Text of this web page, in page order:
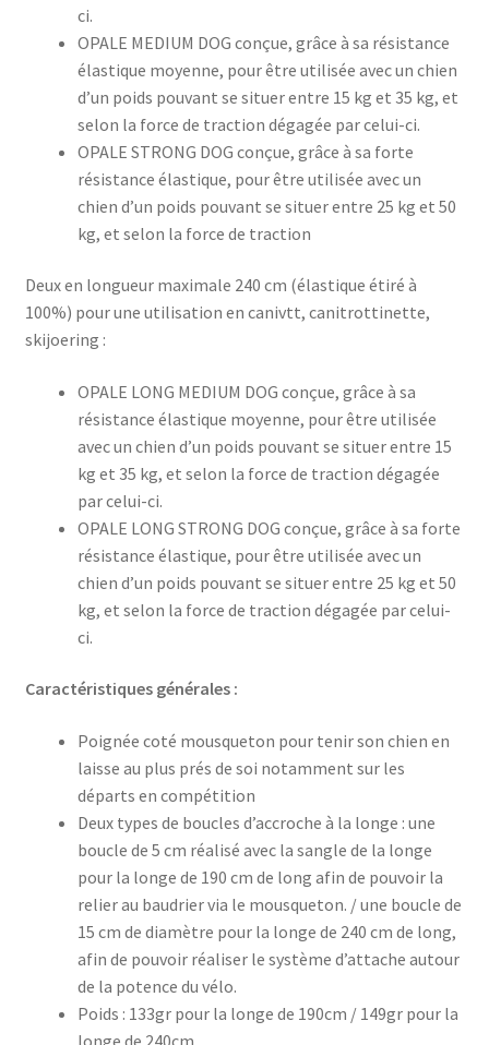
ci.
OPALE MEDIUM DOG conçue, grâce à sa résistance
élastique moyenne, pour être utilisée avec un chien
d’un poids pouvant se situer entre 15 kg et 35 kg, et
selon la force de traction dégagée par celui-ci.
OPALE STRONG DOG conçue, grâce à sa forte
résistance élastique, pour être utilisée avec un
chien d’un poids pouvant se situer entre 25 kg et 50
kg, et selon la force de traction
Deux en longueur maximale 240 cm (élastique étiré à
100%) pour une utilisation en canivtt, canitrottinette,
skijoering :
OPALE LONG MEDIUM DOG conçue, grâce à sa
résistance élastique moyenne, pour être utilisée
avec un chien d’un poids pouvant se situer entre 15
kg et 35 kg, et selon la force de traction dégagée
par celui-ci.
OPALE LONG STRONG DOG conçue, grâce à sa forte
résistance élastique, pour être utilisée avec un
chien d’un poids pouvant se situer entre 25 kg et 50
kg, et selon la force de traction dégagée par celui-
ci.
Caractéristiques générales :
Poignée coté mousqueton pour tenir son chien en
laisse au plus prés de soi notamment sur les
départs en compétition
Deux types de boucles d’accroche à la longe : une
boucle de 5 cm réalisé avec la sangle de la longe
pour la longe de 190 cm de long afin de pouvoir la
relier au baudrier via le mousqueton. / une boucle de
15 cm de diamètre pour la longe de 240 cm de long,
afin de pouvoir réaliser le système d’attache autour
de la potence du vélo.
Poids : 133gr pour la longe de 190cm / 149gr pour la